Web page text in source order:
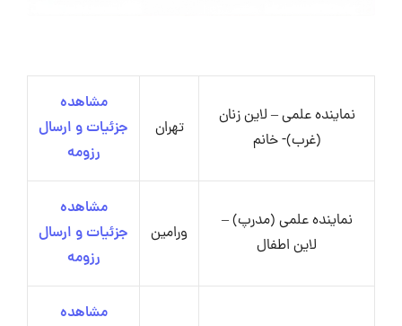
نماینده علمی – لاین زنان
(غرب)- خانم
تهران
مشاهده
جزئیات و ارسال
رزومه
نماینده علمی (مدرپ) –
لاین اطفال
ورامین
مشاهده
جزئیات و ارسال
رزومه
مشاهده